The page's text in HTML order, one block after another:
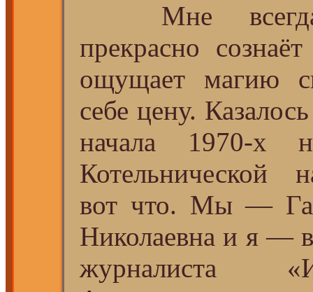
Мне всегда
прекрасно
ощущает магию
себе цену.
начала 1970-х
Котельнической
вот что. Мы ―
Николаевна и я ―
журналиста